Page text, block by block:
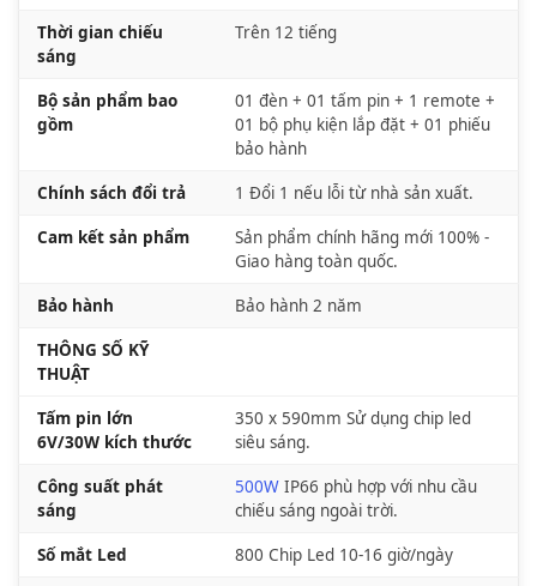
Thời gian chiếu
sáng
Trên 12 tiếng
Bộ sản phẩm bao
gồm
01 đèn + 01 tấm pin + 1 remote +
01 bộ phụ kiện lắp đặt + 01 phiếu
bảo hành
Chính sách đổi trả 1 Đổi 1 nếu lỗi từ nhà sản xuất.
Cam kết sản phẩm
Sản phẩm chính hãng mới 100% -
Giao hàng toàn quốc.
Bảo hành Bảo hành 2 năm
THÔNG SỐ KỸ
THUẬT
Tấm pin lớn
6V/30W kích thước
350 x 590mm Sử dụng chip led
siêu sáng.
Công suất phát
sáng
500W IP66 phù hợp với nhu cầu
chiếu sáng ngoài trời.
Số mắt Led 800 Chip Led 10-16 giờ/ngày